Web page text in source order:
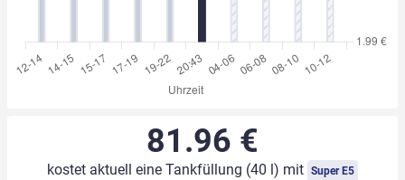
81.96 €
kostet aktuell eine Tankfüllung (40 l) mit Super E5